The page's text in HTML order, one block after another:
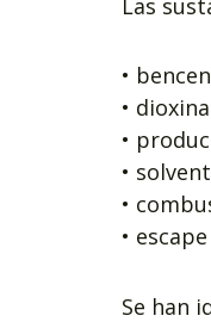
•
•
•
•
•
•
Se han